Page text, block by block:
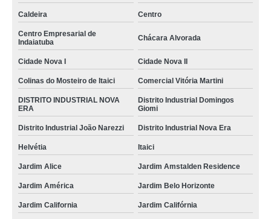
Caldeira Centro
Centro Empresarial de
Indaiatuba
Chácara Alvorada
Cidade Nova I Cidade Nova II
Colinas do Mosteiro de Itaici Comercial Vitória Martini
DISTRITO INDUSTRIAL NOVA
ERA
Distrito Industrial Domingos
Giomi
Distrito Industrial João Narezzi Distrito Industrial Nova Era
Helvétia Itaici
Jardim Alice Jardim Amstalden Residence
Jardim América Jardim Belo Horizonte
Jardim California Jardim Califórnia